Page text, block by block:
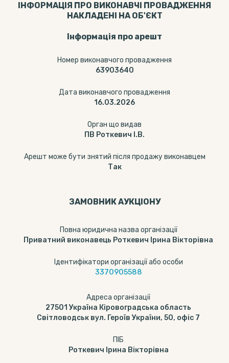
ІНФОРМАЦІЯ ПРО ВИКОНАВЧІ ПРОВАДЖЕННЯ
НАКЛАДЕНІ НА ОБ'ЄКТ
Інформація про арешт
Номер виконавчого провадження
63903640
Дата виконавчого провадження
16.03.2026
Орган що видав
ПВ Роткевич І.В.
Арешт може бути знятий після продажу виконавцем
Так
ЗАМОВНИК АУКЦІОНУ
Повна юридична назва організації
Приватний виконавець Роткевич Ірина Вікторівна
Ідентифікатори організації або особи
3370905588
Адреса організації
27501 Україна Кіровоградська область
Світловодськ вул. Героїв України, 50, офіс 7
ПІБ
Роткевич Ірина Вікторівна